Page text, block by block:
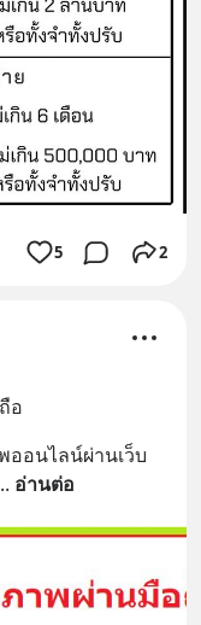
5 2
อ
อนไลน์ผ่านเว็บ
อ่านต่อ